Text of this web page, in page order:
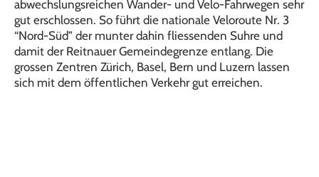
abwechslungsreichen Wander- und Velo-Fahrwegen sehr
gut erschlossen. So führt die nationale Veloroute Nr. 3
“Nord-Süd” der munter dahin fliessenden Suhre und
damit der Reitnauer Gemeindegrenze entlang. Die
grossen Zentren Zürich, Basel, Bern und Luzern lassen
sich mit dem öffentlichen Verkehr gut erreichen.